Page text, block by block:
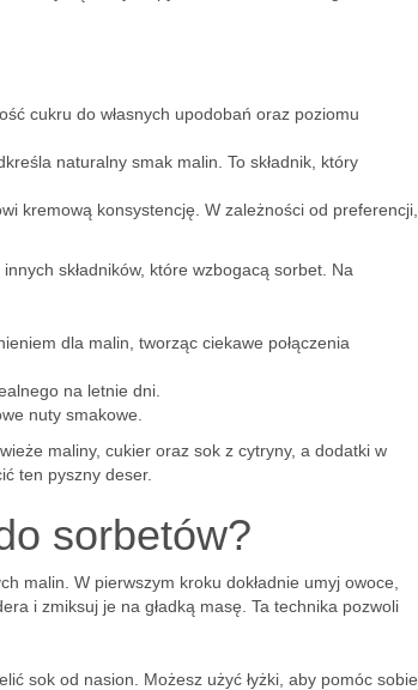
cukru do własnych upodobań oraz poziomu
naturalny smak malin. To składnik, który
kremową konsystencję. W zależności od preferencji,
składników, które wzbogacą sorbet. Na
dla malin, tworząc ciekawe połączenia
na letnie dni.
nuty smakowe.
maliny, cukier oraz sok z cytryny, a dodatki w
ten pyszny deser.
sorbetów?
malin. W pierwszym kroku dokładnie umyj owoce,
i zmiksuj je na gładką masę. Ta technika pozwoli
sok od nasion. Możesz użyć łyżki, aby pomóc sobie